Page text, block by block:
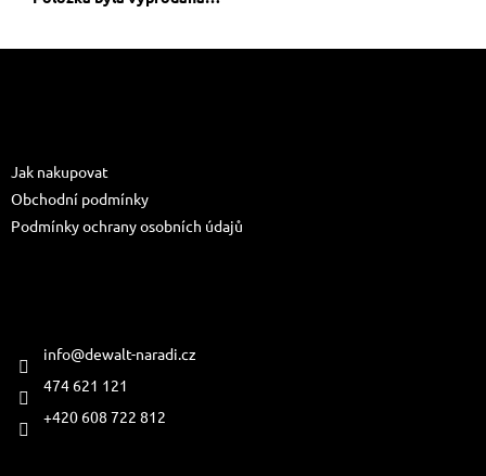
Jak nakupovat
Obchodní podmínky
Podmínky ochrany osobních údajů
info@dewalt-naradi.cz
474 621 121
+420 608 722 812